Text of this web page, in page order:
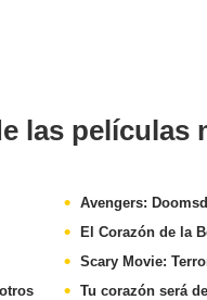
las películas
Avengers:
El Corazón de la
Scary Movie:
Tu corazón será